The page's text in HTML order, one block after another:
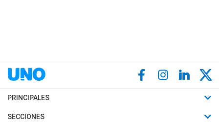
PRINCIPALES
Últimas Noticias
SECCIONES